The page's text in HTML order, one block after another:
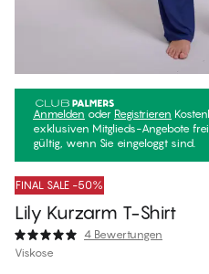
Anmelden oder Registrieren
exklusiven Mitglieds-Angebote
gültig, wenn Sie eingeloggt sind.
FINAL SALE -50%
Lily Kurzarm T-Shirt
4 Bewertungen
Viskose